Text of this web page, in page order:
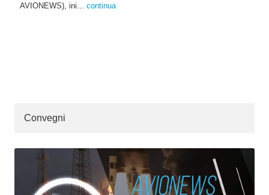
AVIONEWS), ini... continua
Convegni